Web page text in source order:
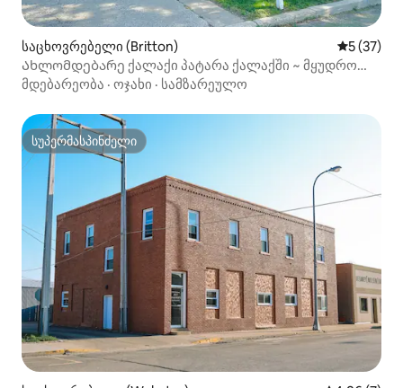
საცხოვრებელი (Britton) საშუალო
5 (37)
Ახლომდებარე ქალაქი პატარა ქალაქში ~ მყუდრო
3BD + ავტოფარეხი
მდებარეობა · ოჯახი · სამზარეულო
სუპერმასპინძელი
სუპერმასპინძელი